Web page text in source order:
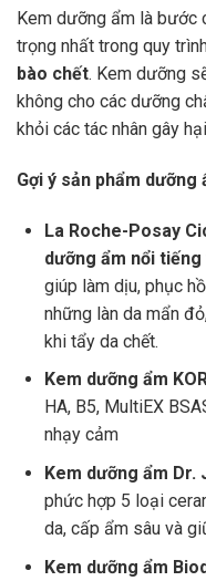
Kem dưỡng ẩm là bước
trọng nhất trong quy
bào chết. Kem dưỡng
không cho các dưỡng
khỏi các tác nhân gây
Gợi ý sản phẩm dưỡng
La Roche-Posay
dưỡng ẩm nổi tiếng
giúp làm dịu, phục
những làn da mẩn
khi tẩy da chết.
Kem dưỡng ẩm
HA, B5, MultiEX
nhạy cảm
Kem dưỡng ẩm
phức hợp 5 loại
da, cấp ẩm sâu và
Kem dưỡng ẩm